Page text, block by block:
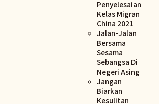
Penyelesaian
Kelas Migran
China 2021
Jalan-Jalan
Bersama
Sesama
Sebangsa Di
Negeri Asing
Jangan
Biarkan
Kesulitan